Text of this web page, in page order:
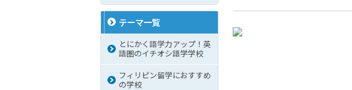
テーマ一覧
とにかく語学力アップ！英
語圏のイチオシ語学学校
フィリピン留学におすすめ
の学校